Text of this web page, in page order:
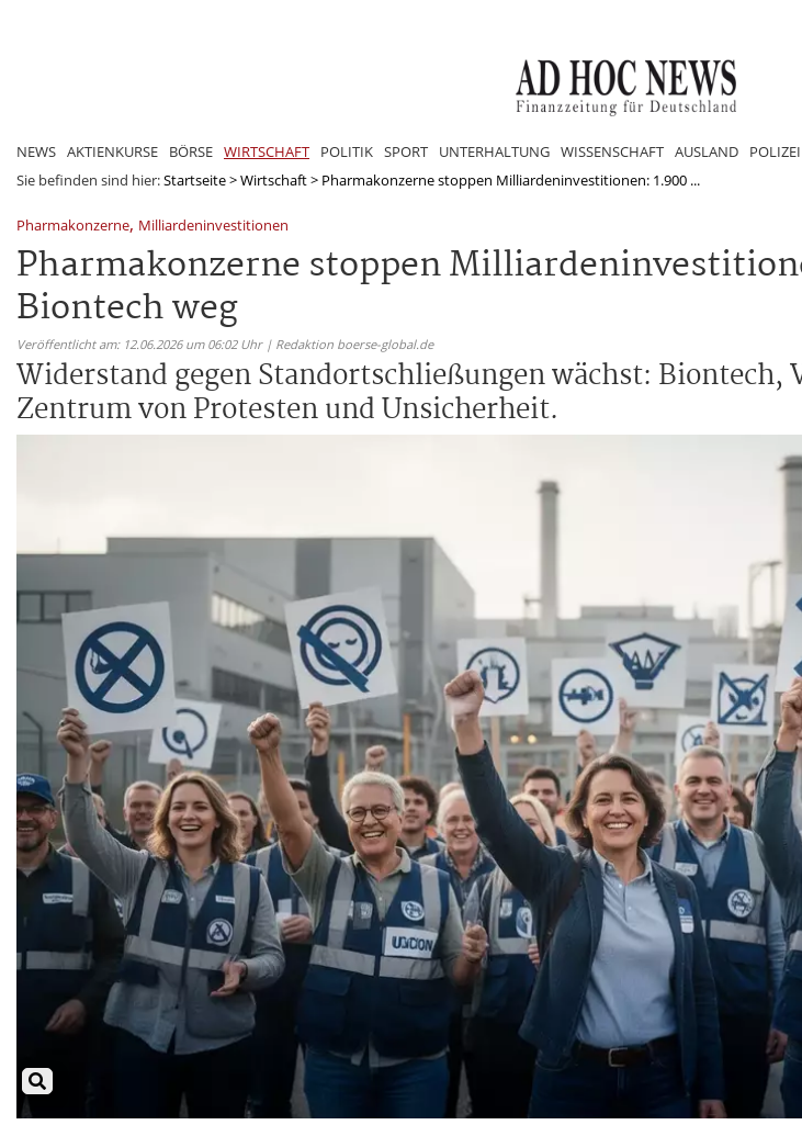
NEWS AKTIENKURSE BÖRSE WIRTSCHAFT POLITIK SPORT UNTERHALTUNG WISSENSCHAFT AUSLAND POLIZEI
Sie befinden sind hier:Startseite>Wirtschaft> Pharmakonzerne stoppen Milliardeninvestitionen: 1.900 ...
Pharmakonzerne, Milliardeninvestitionen
Pharmakonzerne stoppen
Biontech weg
Veröffentlicht am: 12.06.2026 um 06:02 Uhr | Redaktion boerse-global.de
Widerstand gegen Standortschließungen wächst: Biontech,
Zentrum von Protesten und Unsicherheit.